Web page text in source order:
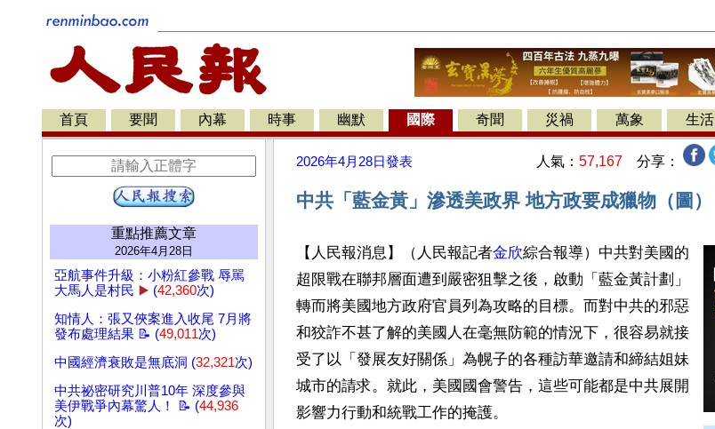
首頁 要聞 內幕 時事 幽默 國際 奇聞 災禍 萬象 生活
重點推薦文章
2026年4月28日
亞航事件升級：小粉紅參戰 辱駡
大馬人是村民 ▶️ (42,360次)
知情人：張又俠案進入收尾 7月將
發布處理結果 📝 (49,011次)
中國經濟衰敗是無底洞 (32,321次)
中共祕密研究川普10年 深度參與
美伊戰爭內幕驚人！ 📝 (44,936
次)
2026年4月28日發表 人氣： 57,167 分享：
中共「藍金黃」滲透美政界 地方政要成獵物（圖）
【人民報消息】（人民報記者金欣綜合報導）中共對美國的
超限戰在聯邦層面遭到嚴密狙擊之後，啟動「藍金黃計劃」
轉而將美國地方政府官員列為攻略的目標。而對中共的邪惡
和狡詐不甚了解的美國人在毫無防範的情況下，很容易就接
受了以「發展友好關係」為幌子的各種訪華邀請和締結姐妹
城市的請求。就此，美國國會警告，這些可能都是中共展開
影響力行動和統戰工作的掩護。